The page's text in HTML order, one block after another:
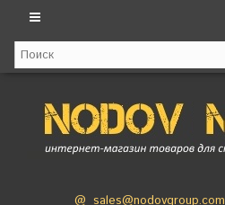
@ sales@nodovgroup.com